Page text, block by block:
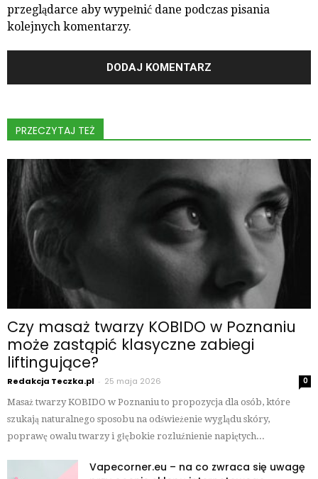
przeglądarce aby wypełnić dane podczas pisania
kolejnych komentarzy.
PRZECZYTAJ TEŻ
Czy masaż twarzy KOBIDO w Poznaniu
może zastąpić klasyczne zabiegi
liftingujące?
Redakcja Teczka.pl - 25 maja 2026
0
Masaż twarzy KOBIDO w Poznaniu to propozycja dla osób, które
szukają naturalnego sposobu na odświeżenie wyglądu skóry,
poprawę owalu twarzy i głębokie rozluźnienie napiętych...
Vapecorner.eu – na co zwraca się uwagę